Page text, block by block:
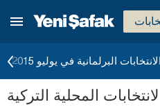
الانتخابات البرلمانية في يوليو 2015
المحلية التركية
مالاطيا
مانيسا
ماردين
مرسين